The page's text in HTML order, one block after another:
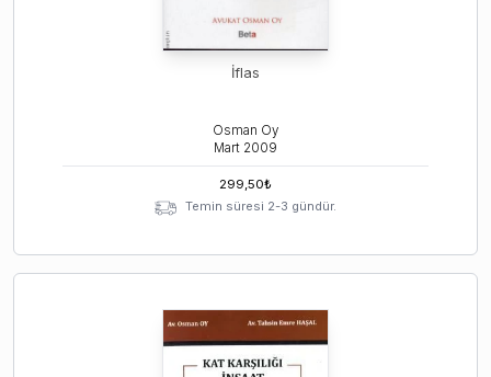
İflas
Osman Oy
Mart 2009
299,50₺
Temin süresi 2-3 gündür.